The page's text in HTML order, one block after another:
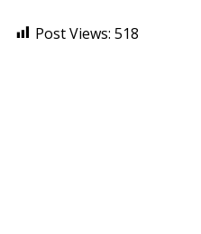
Post Views: 518